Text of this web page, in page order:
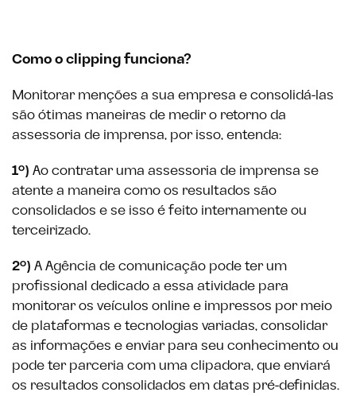
Como o clipping funciona?
Monitorar menções a sua empresa e consolidá-las
são ótimas maneiras de medir o retorno da
assessoria de imprensa, por isso, entenda:
1º) Ao contratar uma assessoria de imprensa se
atente a maneira como os resultados são
consolidados e se isso é feito internamente ou
terceirizado.
2º) A Agência de comunicação pode ter um
profissional dedicado a essa atividade para
monitorar os veículos online e impressos por meio
de plataformas e tecnologias variadas, consolidar
as informações e enviar para seu conhecimento ou
pode ter parceria com uma clipadora, que enviará
os resultados consolidados em datas pré-definidas.